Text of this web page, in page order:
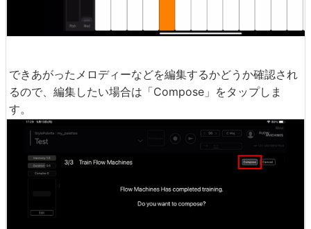
できあがったメロディーなどを編集するかどうか確認され
るので、編集したい場合は「Compose」をタップしま
す。